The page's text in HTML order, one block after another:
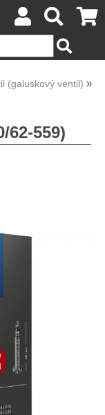
(galuskový ventil)
62-559)